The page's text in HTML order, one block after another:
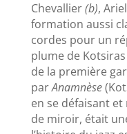
Chevallier(b),
formation aussi
cordes pour un
plume de
de la première
parAnamnèse
en se défaisant
de miroir, était